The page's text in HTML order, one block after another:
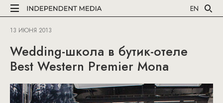
EN
13 ИЮНЯ 2013
Wedding-школа в бутик-отеле
Best Western Premier Mona